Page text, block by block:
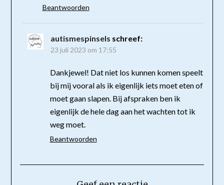
Beantwoorden
autismespinsels schreef:
23 juli 2023 om 17:55
Dankjewel! Dat niet los kunnen komen speelt
bij mij vooral als ik eigenlijk iets moet eten of
moet gaan slapen. Bij afspraken ben ik
eigenlijk de hele dag aan het wachten tot ik
weg moet.
Beantwoorden